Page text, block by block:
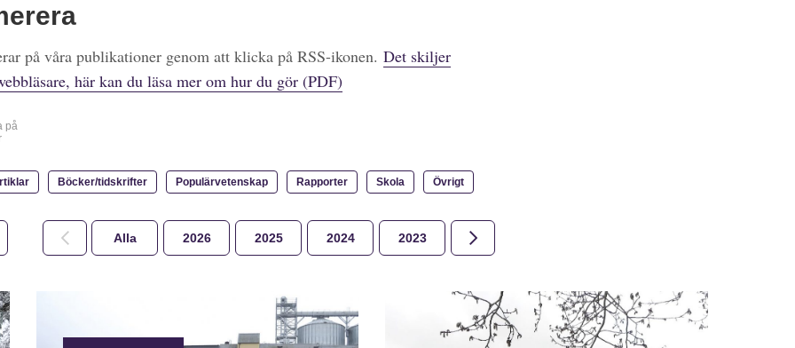
på våra publikationer genom att klicka på RSS-ikonen. Det skiljer
här kan du läsa mer om hur du gör (PDF)
på
Böcker/tidskrifter Populärvetenskap Rapporter Skola Övrigt
Alla 2026 2025 2024 2023 2022